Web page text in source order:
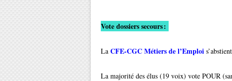
Vote dossiers secours :
La CFE-CGC Métiers de l’Emploi
La majorité des élus (19 voix) vote POUR